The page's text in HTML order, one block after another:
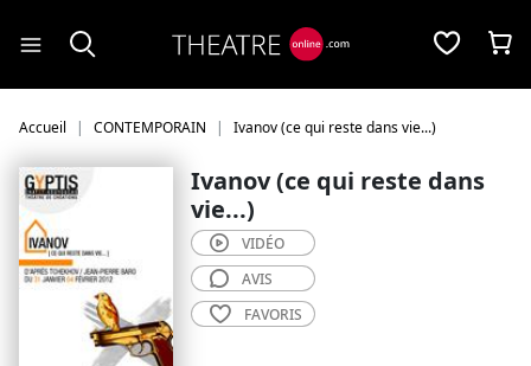
Accueil CONTEMPORAIN Ivanov (ce qui reste dans vie...)
Ivanov (ce qui reste dans
vie...)
VIDÉO
AVIS
FAVORIS